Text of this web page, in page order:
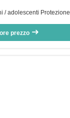
/ adolescenti
prezzo